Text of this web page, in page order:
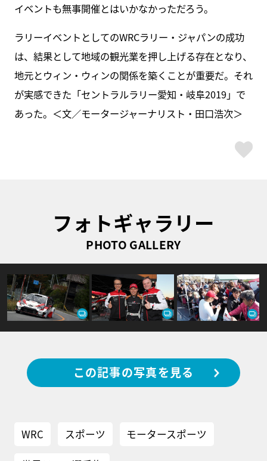
イベントも無事開催とはいかなかっただろう。
ラリーイベントとしてのWRCラリー・ジャパンの成功
は、結果として地域の観光業を押し上げる存在となり、
地元とウィン・ウィンの関係を築くことが重要だ。それ
が実感できた「セントラルラリー愛知・岐阜2019」で
あった。＜文／モータージャーナリスト・田口浩次＞
フォトギャラリー
PHOTO GALLERY
この記事の写真を見る
WRC スポーツ モータースポーツ